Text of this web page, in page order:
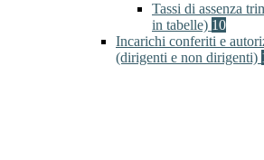
Tassi di assenza
in tabelle) 10
Incarichi conferiti e
(dirigenti e non dirigenti)